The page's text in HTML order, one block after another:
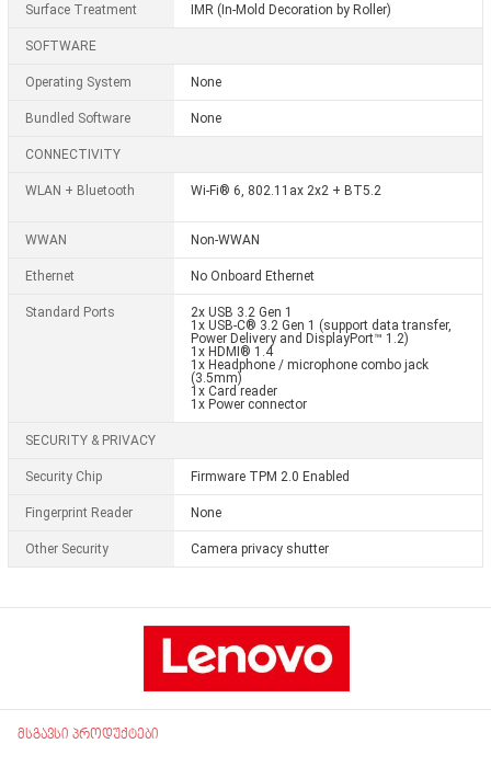
Surface Treatment IMR (In-Mold Decoration by Roller)
SOFTWARE
Operating System None
Bundled Software None
CONNECTIVITY
WLAN + Bluetooth Wi-Fi® 6, 802.11ax 2x2 + BT5.2
WWAN Non-WWAN
Ethernet No Onboard Ethernet
Standard Ports
2x USB 3.2 Gen 1
1x USB-C® 3.2 Gen 1 (support data transfer,
Power Delivery and DisplayPort™ 1.2)
1x HDMI® 1.4
1x Headphone / microphone combo jack
(3.5mm)
1x Card reader
1x Power connector
SECURITY & PRIVACY
Security Chip Firmware TPM 2.0 Enabled
Fingerprint Reader None
Other Security Camera privacy shutter
მსგავსი პროდუქტები